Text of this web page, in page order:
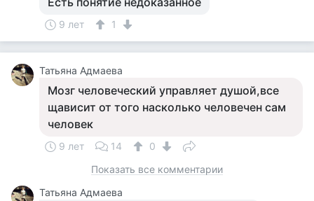
9 лет 1
Татьяна Адмаева
Мозг человеческий управляет душой,все
щависит от того насколько человечен сам
человек
9 лет 14
0
Показать все комментарии
Татьяна Адмаева